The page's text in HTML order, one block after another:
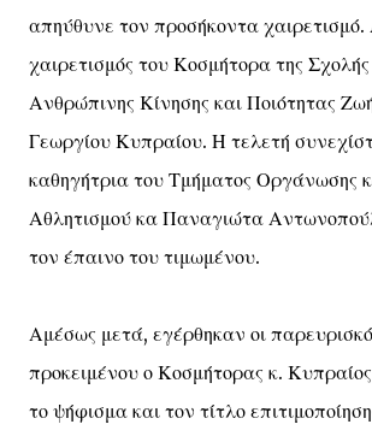
απηύθυνε τον προσήκοντα
χαιρετισμός του Κοσμήτορα της
Ανθρώπινης Κίνησης και Ποιότητας
Γεωργίου Κυπραίου. Η τελετή
καθηγήτρια του Τμήματος Οργάνωσης
Αθλητισμού κα Παναγιώτα
τον έπαινο του τιμωμένου.
Αμέσως μετά, εγέρθηκαν οι
προκειμένου ο Κοσμήτορας κ.
το ψήφισμα και τον τίτλο